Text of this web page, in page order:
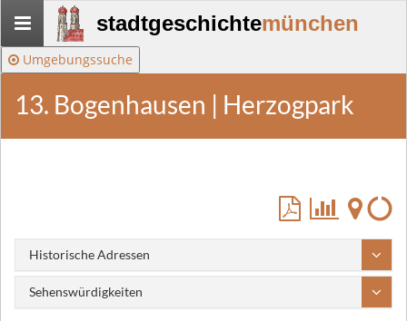
Stadtgeschichte-
München
stadtgeschichtemünchen
Umgebungssuche
13. Bogenhausen | Herzogpark
Historische Adressen
Sehenswürdigkeiten